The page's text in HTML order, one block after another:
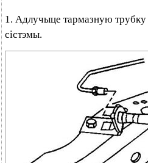
1. Адлучыце тармазную трубку
сістэмы.